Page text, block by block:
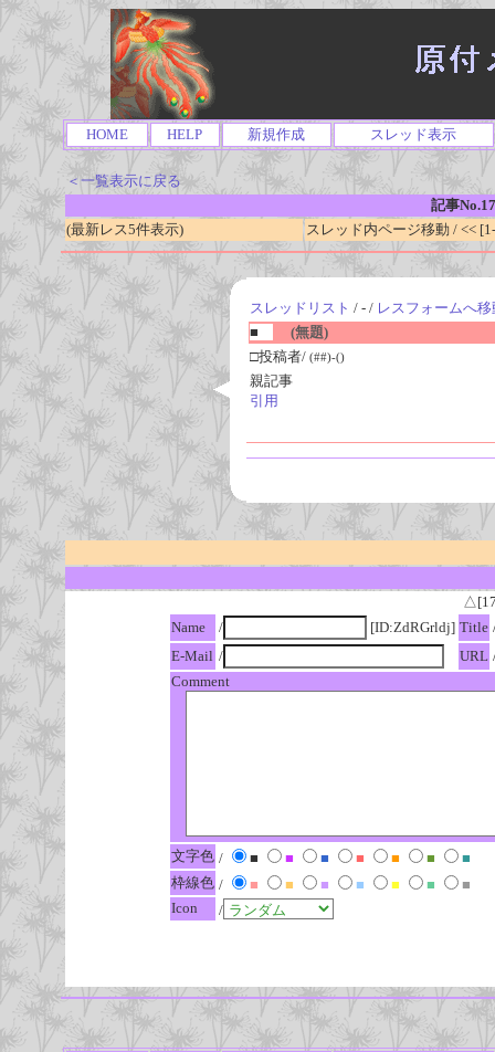
HOME HELP 新規作成 スレッド表示
＜一覧表示に戻る
記事
(最新レス5件表示)
スレッド内ページ移動 / <<
スレッドリスト / - / レスフォームへ移
■
(無題)
□投稿者/ (##)-()
親記事
引用
Name
/ [ID:ZdRGrldj] Title
E-Mail / URL
Comment
文字色 / ■ ■ ■ ■ ■ ■
■
枠線色 / ■ ■ ■ ■ ■ ■
■
Icon
/